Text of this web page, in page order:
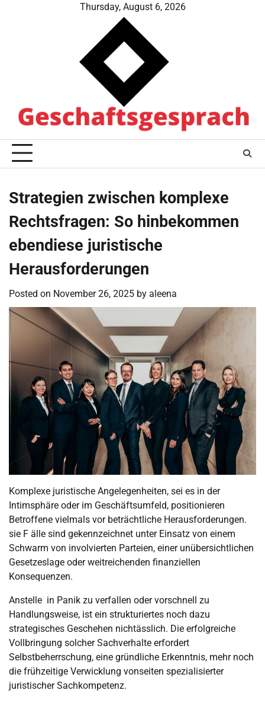
Thursday, August 6, 2026
Strategien zwischen komplexe
Rechtsfragen: So hinbekommen
ebendiese juristische
Herausforderungen
Posted on November 26, 2025 by aleena
Komplexe juristische Angelegenheiten, sei es in der
Intimsphäre oder im Geschäftsumfeld, positionieren
Betroffene vielmals vor beträchtliche Herausforderungen.
sie F älle sind gekennzeichnet unter Einsatz von einem
Schwarm von involvierten Parteien, einer unübersichtlichen
Gesetzeslage oder weitreichenden finanziellen
Konsequenzen.
Anstelle in Panik zu verfallen oder vorschnell zu
Handlungsweise, ist ein strukturiertes noch dazu
strategisches Geschehen nichtässlich. Die erfolgreiche
Vollbringung solcher Sachverhalte erfordert
Selbstbeherrschung, eine gründliche Erkenntnis, mehr noch
die frühzeitige Verwicklung vonseiten spezialisierter
juristischer Sachkompetenz.